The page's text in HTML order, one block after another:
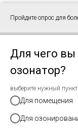
Пройдите опрос для
Для чего вы
озонатор?
выберите нужный пункт
Для помещения
Для